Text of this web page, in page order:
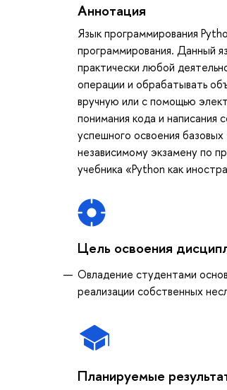
Аннотация
Язык программирования
программирования. Данный
практически любой
операции и обрабатывать
вручную или с помощью
понимания кода и
успешного освоения
независимому экзамену по
учебника «Python как
Цель освоения
Овладение студентами
реализации собственных
Планируемые